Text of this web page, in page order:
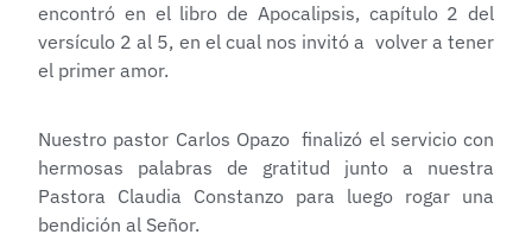
encontró en el libro de Apocalipsis, capítulo 2 del
versículo 2 al 5, en el cual nos invitó a volver a tener
el primer amor.
Nuestro pastor Carlos Opazo finalizó el servicio con
hermosas palabras de gratitud junto a nuestra
Pastora Claudia Constanzo para luego rogar una
bendición al Señor.